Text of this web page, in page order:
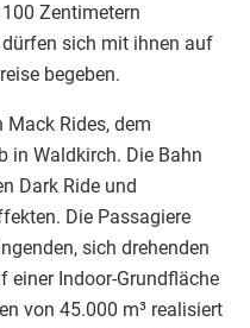
Zentimetern
sich mit ihnen auf
begeben.
Mack Rides, dem
in Waldkirch. Die Bahn
Dark Ride und
Die Passagiere
sich drehenden
einer Indoor-Grundfläche
von 45.000 m³ realisiert